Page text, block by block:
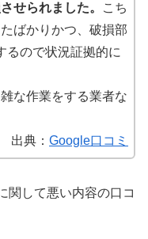
せられました。
こち
ばかりかつ、破損部
るので状況証拠的に
な作業をする業者な
出典： Google口コミ
関して悪い内容の口コ